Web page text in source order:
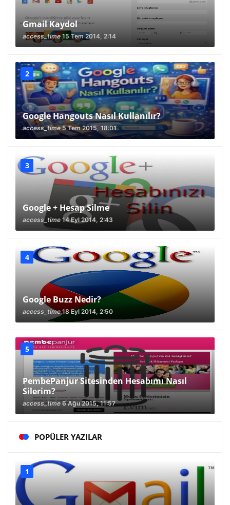
Gmail Kaydol
access_time15 Tem 2014, 2:14
Google Hangouts Nasıl Kullanılır?
access_time 5 Tem 2015, 18:01
Google + Hesap Silme
access_time 14 Eyl 2014, 2:43
Google Buzz Nedir?
access_time18 Eyl 2014, 2:50
PembePanjur Sitesinden Hesabımı Nasıl
Silerim?
access_time6 Ağu 2015, 11:57
POPÜLER YAZILAR